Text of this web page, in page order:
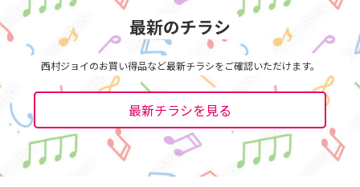
最新のチラシ
西村ジョイのお買い得品など最新チラシをご確認いただけます。
最新チラシを見る